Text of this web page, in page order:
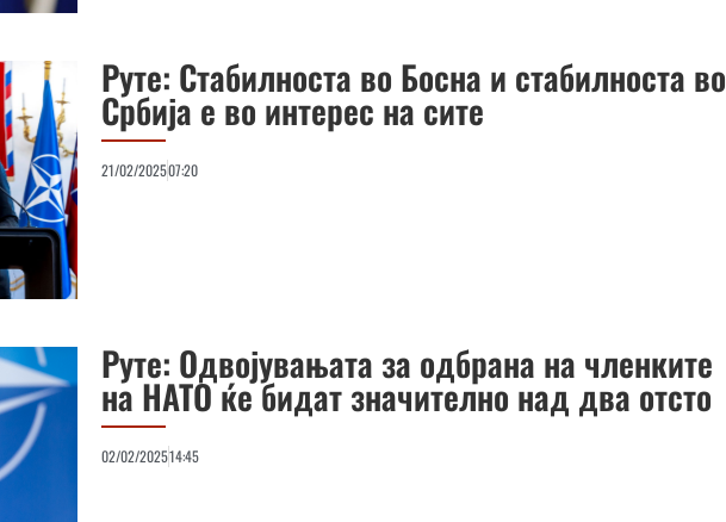
Руте: Стабилноста во Босна и стабилноста во
Србија е во интерес на сите
21/02/202507:20
Руте: Одвојувањата за одбрана на членките
на НАТО ќе бидат значително над два отсто
02/02/202514:45